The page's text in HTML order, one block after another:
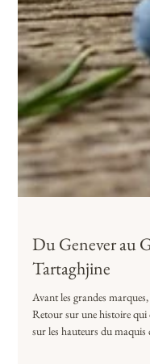
Du Genever au